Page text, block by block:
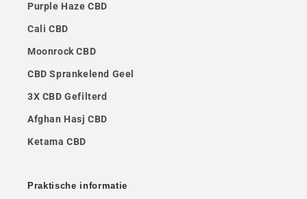
Purple Haze CBD
Cali CBD
Moonrock CBD
CBD Sprankelend Geel
3X CBD Gefilterd
Afghan Hasj CBD
Ketama CBD
Praktische informatie